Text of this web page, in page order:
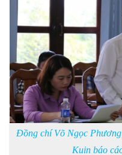
Đồng chí Võ Ngọc
Kuin báo